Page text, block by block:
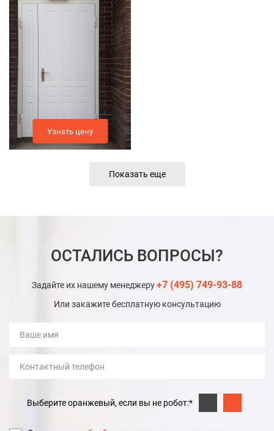
Узнать цену
Показать еще
ОСТАЛИСЬ ВОПРОСЫ?
Задайте их нашему менеджеру+7 (495) 749-93-88
Или закажите бесплатную консультацию
Выберите оранжевый, если вы не робот:*